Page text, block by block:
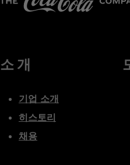
소 개
기업 소개
히스토리
채용